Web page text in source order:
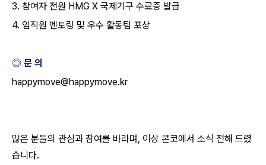
3. 참여자 전원 HMG X 국제기구 수료증 발급
4. 임직원 멘토링 및 우수 활동팀 포상
◎ 문 의
happymove@happymove.kr
많은 분들의 관심과 참여를 바라며, 이상 콘코에서 소식 전해 드렸
습니다.